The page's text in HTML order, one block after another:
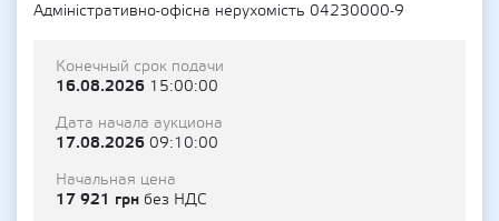
Адміністративно-офісна нерухомість 04230000-9
Конечный срок подачи
16.08.2026 15:00:00
Дата начала аукциона
17.08.2026 09:10:00
Начальная цена
17 921 грн без НДС